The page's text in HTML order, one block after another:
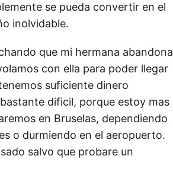
se pueda convertir en el
inolvidable.
que mi hermana abandona
con ella para poder llegar
suficiente dinero
dificil, porque estoy mas
en Bruselas, dependiendo
o durmiendo en el aeropuerto.
salvo que probare un